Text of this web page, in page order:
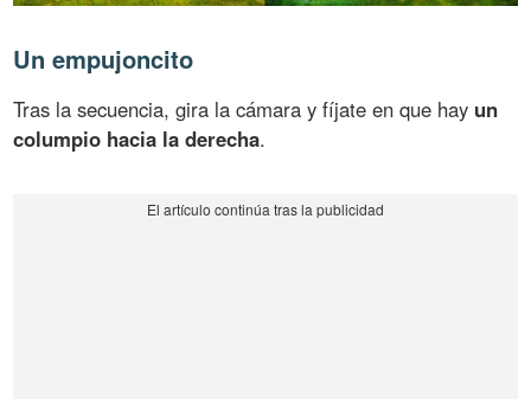
Un empujoncito
Tras la secuencia, gira la cámara y fíjate en que hay un
columpio hacia la derecha.